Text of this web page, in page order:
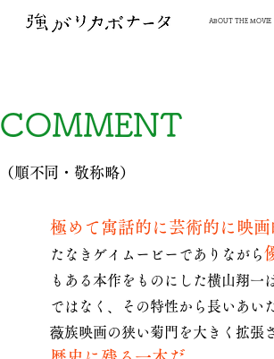
ABOUT THE MOVIE
COMMENT
（順不同・敬称略）
極めて寓話的に芸術的に映画
たなきゲイムービーでありながら
もある本作をものにした横山翔一
ではなく、その特性から長いあい
薇族映画の狭い菊門を大きく拡張